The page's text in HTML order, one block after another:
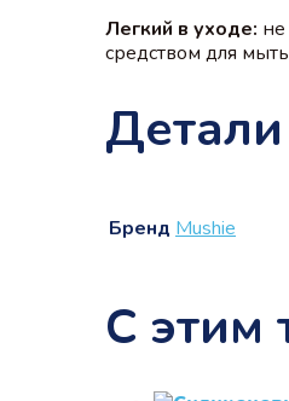
Легкий в уходе:
средством для
Детали
Бренд Mushie
С этим